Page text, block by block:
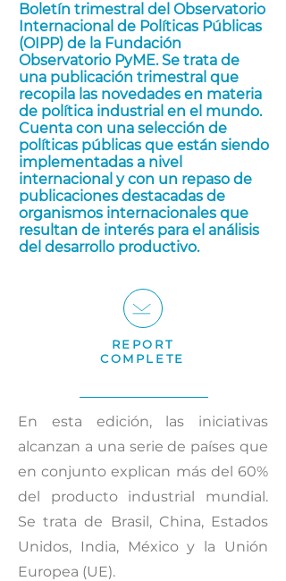
Boletín trimestral del Observatorio
Internacional de Políticas Públicas
(OIPP) de la Fundación
Observatorio PyME. Se trata de
una publicación trimestral que
recopila las novedades en materia
de política industrial en el mundo.
Cuenta con una selección de
políticas públicas que están siendo
implementadas a nivel
internacional y con un repaso de
publicaciones destacadas de
organismos internacionales que
resultan de interés para el análisis
del desarrollo productivo.
REPORT
COMPLETE
En esta edición, las iniciativas
alcanzan a una serie de países que
en conjunto explican más del 60%
del producto industrial mundial.
Se trata de Brasil, China, Estados
Unidos, India, México y la Unión
Europea (UE).